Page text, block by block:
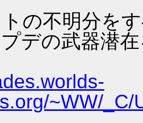
の不明分を
デの武器潜
~WW/_C/